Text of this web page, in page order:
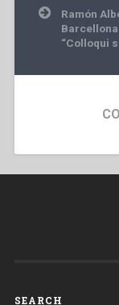
Ramón
“Colloqui
SEARCH